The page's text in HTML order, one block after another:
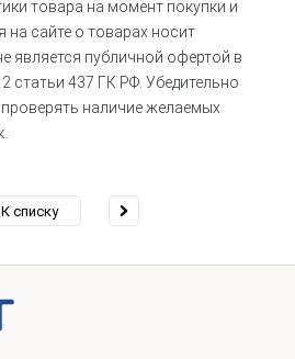
товара на момент покупки и
сайте о товарах носит
является публичной офертой в
статьи 437 ГК РФ. Убедительно
наличие желаемых
К списку